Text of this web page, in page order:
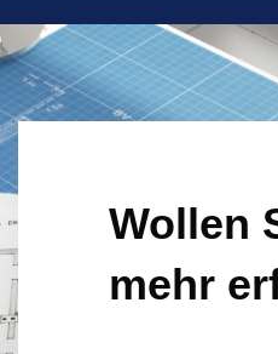
Wollen
mehr